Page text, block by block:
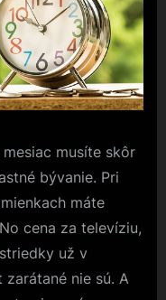
musíte skôr
bývanie. Pri
máte
cena za televíziu,
už v
nie sú. A